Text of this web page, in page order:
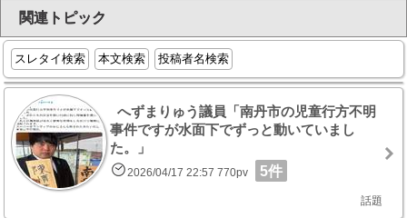
関連トピック
スレタイ検索 本文検索 投稿者名検索
へずまりゅう議員「南丹市の児童行方不明
事件ですが水面下でずっと動いていまし
た。」
2026/04/17 22:57 770pv 5件
話題